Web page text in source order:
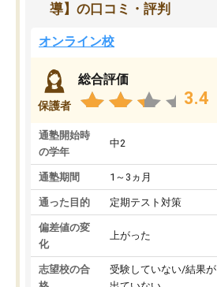
導】の口コミ・評判
オンライン校
保護者
総合評価
3.4
通塾開始時
の学年
中2
通塾期間 1～3ヵ月
通った目的 定期テスト対策
偏差値の変
化
上がった
志望校の合
受験していない/結果が